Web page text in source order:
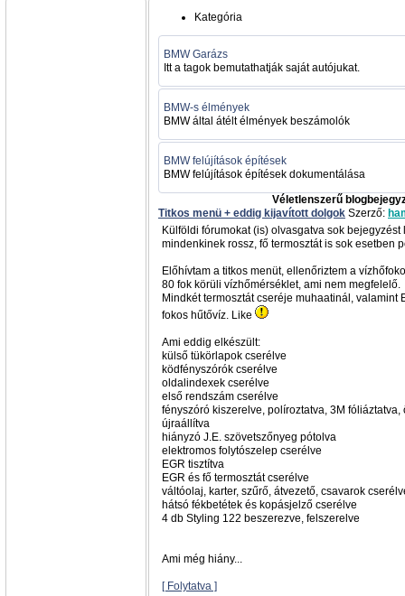
Kategória
BMW Garázs
Itt a tagok bemutathatják saját autójukat.
BMW-s élmények
BMW által átélt élmények beszámolók
BMW felújítások építések
BMW felújítások építések dokumentálása
Véletlenszerű
Titkos menü + eddig kijavított dolgok Szerző:
Külföldi fórumokat (is) olvasgatva sok
mindenkinek rossz, fő termosztát is sok esetben
Előhívtam a titkos menüt, ellenőriztem a
80 fok körüli vízhőmérséklet, ami nem megfelelő.
Mindkét termosztát cseréje muhaatinál, valamint
fokos hűtővíz. Like
Ami eddig elkészült:
külső tükörlapok cserélve
ködfényszórók cserélve
oldalindexek cserélve
első rendszám cserélve
fényszóró kiszerelve, políroztatva, 3M
újraállítva
hiányzó J.E. szövetszőnyeg pótolva
elektromos folytószelep cserélve
EGR tisztítva
EGR és fő termosztát cserélve
váltóolaj, karter, szűrő, átvezető, csavarok
hátsó fékbetétek és kopásjelző cserélve
4 db Styling 122 beszerezve, felszerelve
Ami még hiány...
[ Folytatva ]